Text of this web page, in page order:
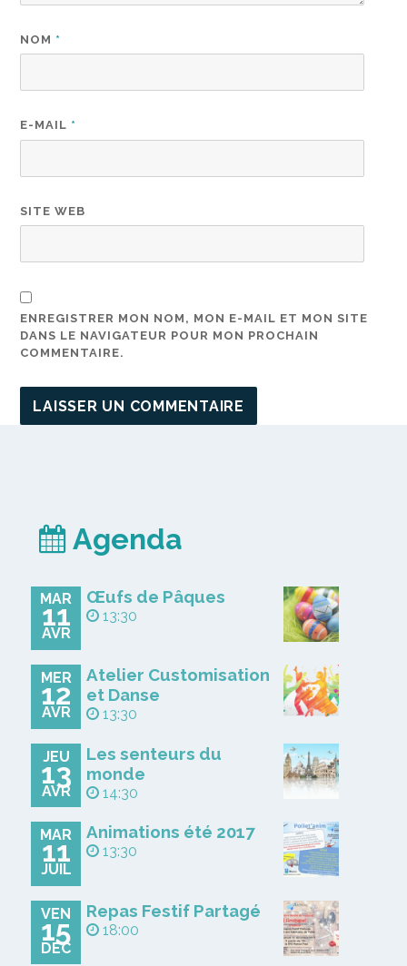
NOM *
E-MAIL *
SITE WEB
ENREGISTRER MON NOM, MON E-MAIL ET MON SITE
DANS LE NAVIGATEUR POUR MON PROCHAIN
COMMENTAIRE.
Agenda
MAR
11
AVR
Œufs de Pâques
13:30
MER
12
AVR
Atelier Customisation
et Danse
13:30
JEU
13
AVR
Les senteurs du
monde
14:30
MAR
11
JUIL
Animations été 2017
13:30
VEN
15
DÉC
Repas Festif Partagé
18:00